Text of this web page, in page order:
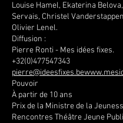
Louise Hamel, Ekaterina
Servais, Christel
Olivier Lenel.
Diffusion :
Pierre Ronti - Mes idées fixes.
+32(0)477547343
Pouvoir
À partir de 10 ans
Prix de la Ministre de la
Rencontres Théâtre Jeune